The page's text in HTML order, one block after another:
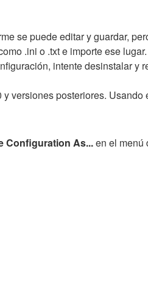
se puede editar y guardar,
.ini o .txt e importe ese lugar.
intente desinstalar y
versiones posteriores.
Configuration As...en el menú